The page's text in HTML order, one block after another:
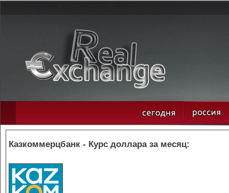
Казкоммерцбанк - Курс доллара за месяц: